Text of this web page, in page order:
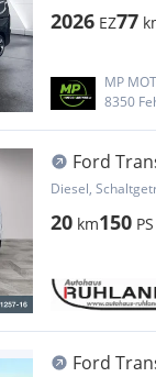
2026 EZ77
MP
8350
Ford
*Sofort V...
Diesel,
20 km150
Ford